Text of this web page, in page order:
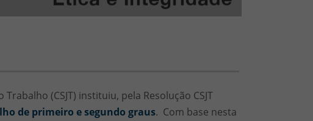
(CSJT) instituiu, pela Resolução CSJT
de primeiro e segundo graus. Com base nesta